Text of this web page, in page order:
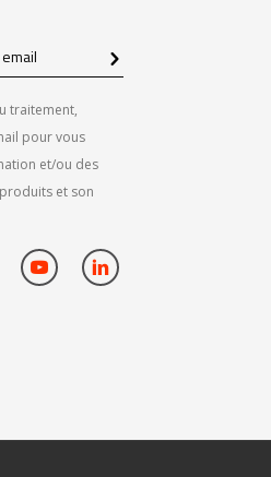
traitement,
pour vous
et/ou des
et son